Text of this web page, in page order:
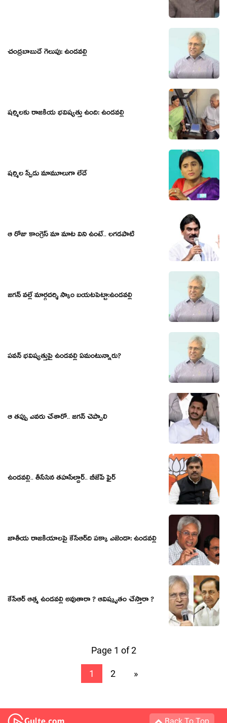
చంద్ర‌బాబుదే గెలుపు: ఉండ‌వ‌ల్లి
షర్మిలకు రాజకీయ భవిష్యత్తు ఉంది: ఉండవల్లి
షర్మిల స్పీడు మామూలుగా లేదే
ఆ రోజు కాంగ్రెస్ మా మాట విని ఉంటే.. ల‌గ‌డ‌పాటి
జగన్ వల్లే మార్గదర్శి స్కాం బయటపెట్టా:ఉండవల్లి
పవన్ భవిష్యత్తుపై ఉండవల్లి ఏమంటున్నారు?
ఆ త‌ప్పు ఎవ‌రు చేశారో.. జ‌గ‌న్ చెప్పాలి
ఉండ‌వ‌ల్లి.. తీసేసిన త‌హ‌సీల్దార్‌.. బీజేపీ ఫైర్‌
జాతీయ రాజ‌కీయాల‌పై కేసీఆర్‌ది ప‌క్కా ఎజెండా: ఉండ‌వ‌ల్లి
కేసీఆర్ ఆత్మ ఉండ‌వ‌ల్లి అవుతారా ? ఆవిష్కృతం చేస్తారా ?
Page 1 of 2
1 2 »
Back To Top